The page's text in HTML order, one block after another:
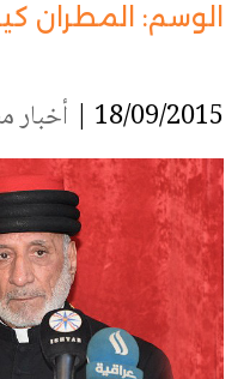
الوسم: المطران
18/09/2015 | أخبار